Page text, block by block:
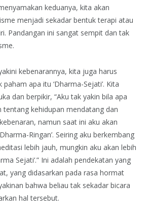
keduanya, kita akan
menjadi sekadar bentuk terapi atau
Pandangan ini sangat sempit dan tak
kebenarannya, kita juga harus
apa itu ‘Dharma-Sejati’. Kita
dan berpikir, “Aku tak yakin bila apa
tentang kehidupan mendatang dan
namun saat ini aku akan
Ringan’. Seiring aku berkembang
lebih jauh, mungkin aku akan lebih
Sejati’.” Ini adalah pendekatan yang
yang didasarkan pada rasa hormat
bahwa beliau tak sekadar bicara
hal tersebut.